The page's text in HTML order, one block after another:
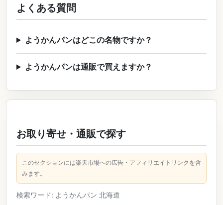
よくある質問
ようかんパンはどこの名物ですか？
ようかんパンは通販で買えますか？
お取り寄せ・通販で探す
このセクションには楽天市場への広告・アフィリエイトリンクを含
みます。
検索ワード: ようかんパン 北海道